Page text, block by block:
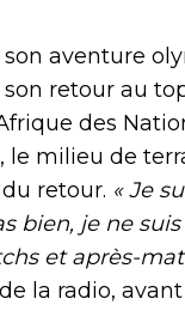
aventure
son retour au
des
milieu de
retour. « Je
bien, je ne
et après-
la radio,